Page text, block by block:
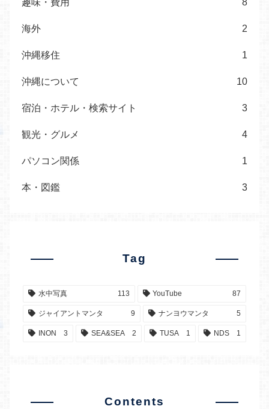
海外 2
沖縄移住 1
沖縄について 10
宿泊・ホテル・検索サイト 3
観光・グルメ 4
パソコン関係 1
本・図鑑 3
Tag
水中写真 113 YouTube 87
ジャイアントマンタ 9 ナンヨウマンタ 5
INON 3 SEA&SEA 2 TUSA 1 NDS 1
Contents